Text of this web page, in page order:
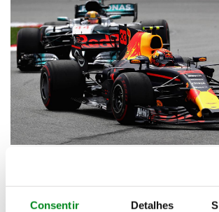
Consentir Detalhes
, que fez uma boa
Mercedes, mas perdeu o segundo
roubou aliderança
ao homem da